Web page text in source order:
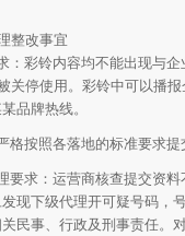
整改事宜
：彩铃内容均不能出现与
关停使用。彩铃中可以播
品牌热线。
格按照各落地的标准要求
要求：运营商核查提交资
现下级代理开可疑号码，
民事、行政及刑事责任。